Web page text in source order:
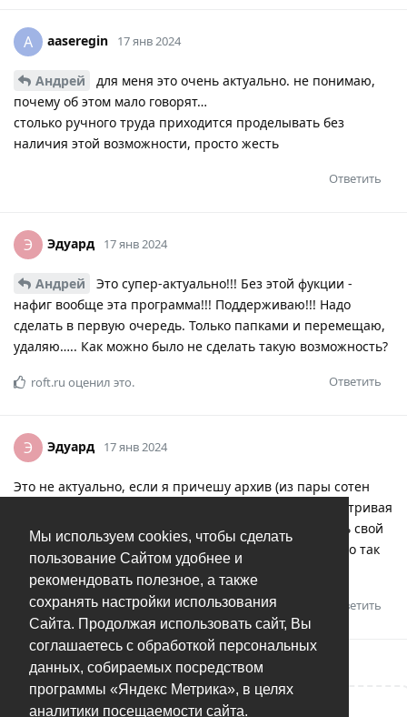
Мы используем cookies, чтобы сделать
пользование Сайтом удобнее и
рекомендовать полезное, а также
сохранять настройки использования
Сайта. Продолжая использовать сайт, Вы
соглашаетесь с обработкой персональных
данных, собираемых посредством
программы «Яндекс Метрика», в целях
аналитики посещаемости сайта.
A aaseregin 17 янв 2024
Андрей
для меня это очень актуально. не понимаю,
почему об этом мало говорят…
столько ручного труда приходится проделывать без
наличия этой возможности, просто жесть
Ответить
Э Эдуард 17 янв 2024
Андрей
Это супер-актуально!!! Без этой фукции -
нафиг вообще эта программа!!! Поддерживаю!!! Надо
сделать в первую очередь. Только папками и перемещаю,
удаляю….. Как можно было не сделать такую возможность?
Ответить
roft.ru оценил это.
Э Эдуард 17 янв 2024
Это не актуально, если я причешу архив (из пары сотен
фоток) и потом буду только ностальгировать, просматривая
десяток фоток…. не буду улучшать и оптимизировать свой
архив. Буду пополнять архив по три фотки в год….. Но так
Ответить